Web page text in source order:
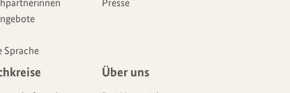
Sprache
Presse
Über uns